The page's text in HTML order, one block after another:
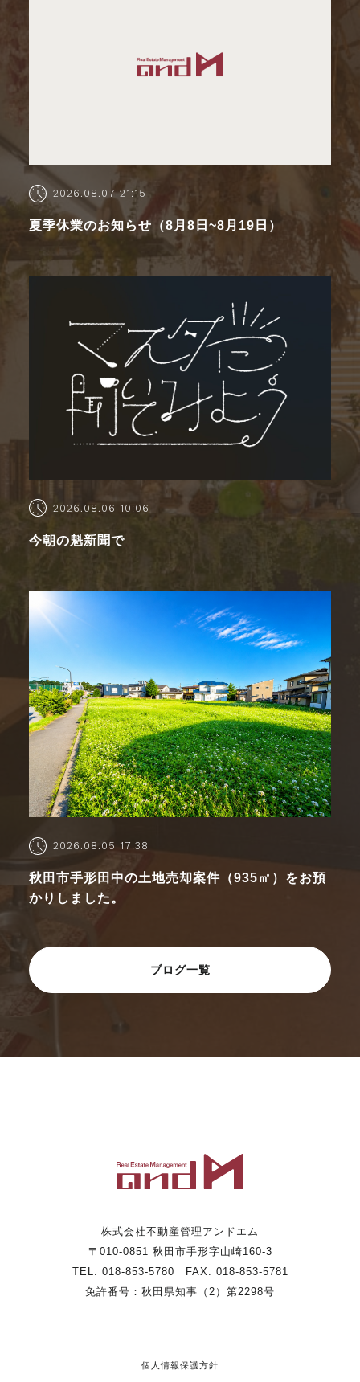
2026.08.07 21:15
夏季休業のお知らせ（8月8日~8月19日）
2026.08.06 10:06
今朝の魁新聞で
2026.08.05 17:38
秋田市手形田中の土地売却案件（935㎡）をお預
かりしました。
ブログ一覧
株式会社不動産管理アンドエム
〒010-0851 秋田市手形字山崎160-3
TEL. 018-853-5780 FAX. 018-853-5781
免許番号：秋田県知事（2）第2298号
個人情報保護方針